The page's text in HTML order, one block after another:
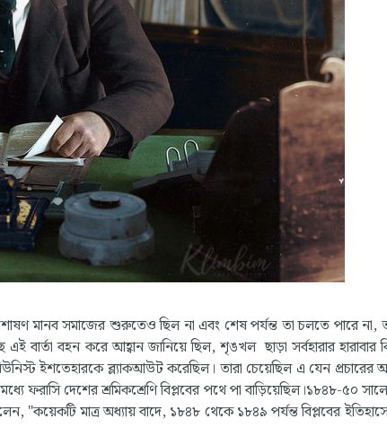
শোষণ মানব সমাজের শুরুতেও ছিল না এবং শেষ পর্যন্ত তা চলতে পারে না,
বার্তা বহন করে আহ্বান জানিয়ে ছিল, শৃঙখল ছাড়া সর্বহারার হারাবার
ইশতেহারকে ব্ল্যাকআউট করেছিল। তারা চেয়েছিল এ যেন প্রচারের
ফরাসি দেশের শ্রমিকশ্রেণি বিপ্লবের পথে পা বাড়িয়েছিল।১৮৪৮-৫০
"কয়েকটি মাত্র অধ্যায় বাদে, ১৮৪৮ থেকে ১৮৪৯ পর্যন্ত বিপ্লবের